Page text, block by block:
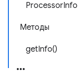
ProcessorInfo
Методы
getInfo()